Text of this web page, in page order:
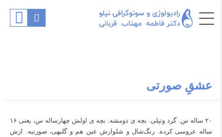
عشقِ صورتی
۲۰ ساله س. گرد و‌تپلی. بچه ی دومشه. بچه ی اولش چهارساله س، یعنی ۱۶
ساله عروسی کرده. رنگ‌شال و شلوارش عین هم و گلبهی، صورتیه. ازش